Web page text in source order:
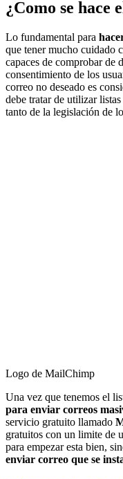
¿Como se hace
Lo fundamental para
que tener mucho cuidado
capaces de comprobar de
consentimiento de los
correo no deseado es
debe tratar de utilizar
tanto de la legislación de
Logo de MailChimp
Una vez que tenemos el
para enviar correos
servicio gratuito llamado
gratuitos con un limite de
para empezar esta bien,
enviar correo que se